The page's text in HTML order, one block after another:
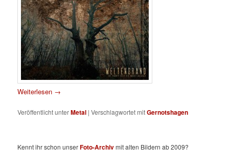
Weiterlesen →
Veröffentlicht unterMetal |Verschlagwortet mitGernotshagen
Kennt ihr schon unserFoto-Archivmit alten Bildern ab 2009?